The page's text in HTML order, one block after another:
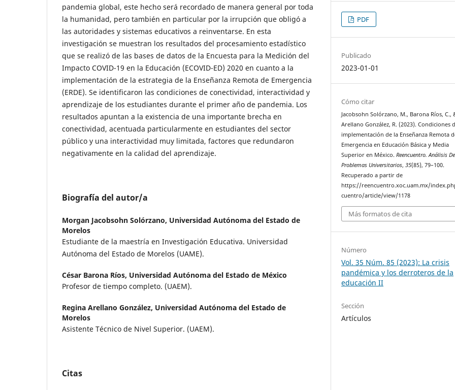
pandemia global, este hecho será recordado de manera general por toda
la humanidad, pero también en particular por la irrupción que obligó a
las autoridades y sistemas educativos a reinventarse. En esta
investigación se muestran los resultados del procesamiento estadístico
que se realizó de las bases de datos de la Encuesta para la Medición del
Impacto COVID-19 en la Educación (ECOVID-ED) 2020 en cuanto a la
implementación de la estrategia de la Enseñanza Remota de Emergencia
(ERDE). Se identificaron las condiciones de conectividad, interactividad y
aprendizaje de los estudiantes durante el primer año de pandemia. Los
resultados apuntan a la existencia de una importante brecha en
conectividad, acentuada particularmente en estudiantes del sector
público y una interactividad muy limitada, factores que redundaron
negativamente en la calidad del aprendizaje.
Biografía del autor/a
Morgan Jacobsohn Solórzano, Universidad Autónoma del Estado de
Morelos
Estudiante de la maestría en Investigación Educativa. Universidad
Autónoma del Estado de Morelos (UAME).
César Barona Ríos, Universidad Autónoma del Estado de México
Profesor de tiempo completo. (UAEM).
Regina Arellano González, Universidad Autónoma del Estado de
Morelos
Asistente Técnico de Nivel Superior. (UAEM).
Citas
PDF
Publicado
2023-01-01
Cómo citar
Jacobsohn Solórzano, M., Barona Ríos, C.,
Arellano González, R. (2023). Condiciones
implementación de la Enseñanza Remota
Emergencia en Educación Básica y Media
Superior en México.Reencuentro. Análisis De
Problemas Universitarios,35(85), 79–100.
Recuperado a partir de
https://reencuentro.xoc.uam.mx/
cuentro/article/view/1178
Más formatos de cita
Número
Vol. 35 Núm. 85 (2023): La crisis
pandémica y los derroteros de la
educación II
Sección
Artículos